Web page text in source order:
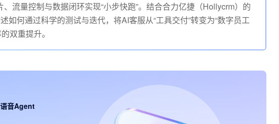
流量控制与数据闭环实现“小步快跑”。结合合力亿捷（Hollycrm）的
如何通过科学的测试与迭代，将AI客服从“工具交付”转变为“数字员工
双重提升。
语音Agent